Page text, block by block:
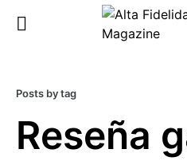
Posts by tag
Reseña